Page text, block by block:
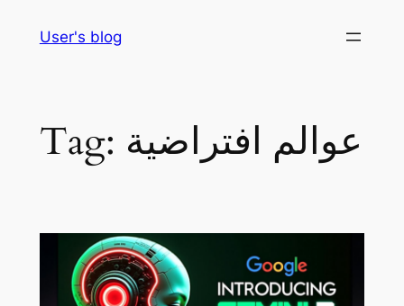
User's blog
Tag: عوالم افتراضية